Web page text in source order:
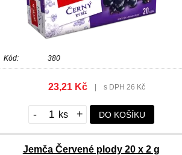
Kód: 380
23,21 Kč s DPH 26 Kč
- + DO KOŠÍKU
Jemča Červené plody 20 x 2 g